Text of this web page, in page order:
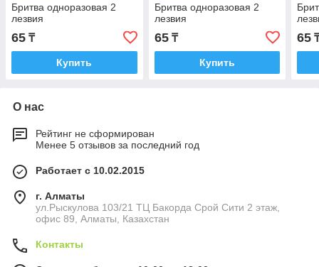
Бритва одноразовая 2
лезвия
65 ₸
Купить
Бритва одноразовая 2
лезвия
65₸
Купить
65
О нас
Рейтинг не сформирован
Менее 5 отзывов за последний год
Работает с 10.02.2015
г. Алматы
ул.Рыскулова 103/21 ТЦ Бакорда Срой Сити 2 этаж,
офис 89, Алматы, Казахстан
Контакты